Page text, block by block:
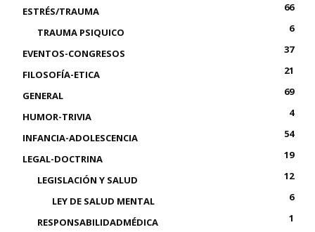
ESTRÉS/TRAUMA
66
TRAUMA PSIQUICO
6
EVENTOS-CONGRESOS
37
FILOSOFÍA-ETICA
21
GENERAL
69
HUMOR-TRIVIA
4
INFANCIA-ADOLESCENCIA
54
LEGAL-DOCTRINA
19
LEGISLACIÓN Y SALUD
12
LEY DE SALUD MENTAL
6
RESPONSABILIDADMÉDICA
1